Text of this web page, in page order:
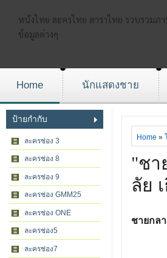
หนังไทย ละครไทย ดาราไทย รวบรวมภ
ข้อมูลต่างๆ
Home นักแสดงชาย
ป้ายกำกับ
ละครช่อง 3
ละครช่อง 8
ละครช่อง 9
ละครช่อง GMM25
ละครช่อง ONE
ละครช่อง5
ละครช่อง7
Home »
"ชา
ลัย
ชายกล